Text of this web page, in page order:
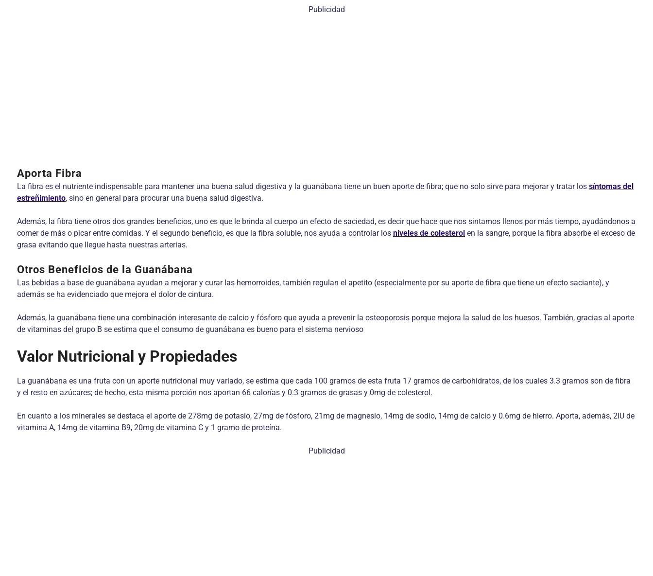
Publicidad
Aporta Fibra
La fibra es el nutriente indispensable para mantener una buena salud digestiva y la guanábana tiene un buen aporte de fibra; que no solo sirve para mejorar y tratar los síntomas del
estreñimiento, sino en general para procurar una buena salud digestiva.
Además, la fibra tiene otros dos grandes beneficios, uno es que le brinda al cuerpo un efecto de saciedad, es decir que hace que nos sintamos llenos por más tiempo, ayudándonos a
comer de más o picar entre comidas. Y el segundo beneficio, es que la fibra soluble, nos ayuda a controlar los niveles de colesterol en la sangre, porque la fibra absorbe el exceso de
grasa evitando que llegue hasta nuestras arterias.
Otros Beneficios de la Guanábana
Las bebidas a base de guanábana ayudan a mejorar y curar las hemorroides, también regulan el apetito (especialmente por su aporte de fibra que tiene un efecto saciante), y
además se ha evidenciado que mejora el dolor de cintura.
Además, la guanábana tiene una combinación interesante de calcio y fósforo que ayuda a prevenir la osteoporosis porque mejora la salud de los huesos. También, gracias al aporte
de vitaminas del grupo B se estima que el consumo de guanábana es bueno para el sistema nervioso
Valor Nutricional y Propiedades
La guanábana es una fruta con un aporte nutricional muy variado, se estima que cada 100 gramos de esta fruta 17 gramos de carbohidratos, de los cuales 3.3 gramos son de fibra
y el resto en azúcares; de hecho, esta misma porción nos aportan 66 calorías y 0.3 gramos de grasas y 0mg de colesterol.
En cuanto a los minerales se destaca el aporte de 278mg de potasio, 27mg de fósforo, 21mg de magnesio, 14mg de sodio, 14mg de calcio y 0.6mg de hierro. Aporta, además, 2IU de
vitamina A, 14mg de vitamina B9, 20mg de vitamina C y 1 gramo de proteína.
Publicidad